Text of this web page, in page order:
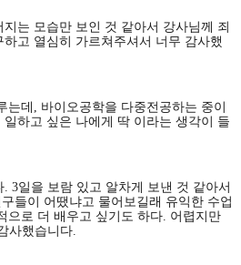
는 모습만 보인 것 같아서 강사님께 죄
고 열심히 가르쳐주셔서 너무 감사했
는데 , 바이오공학을 다중전공하는 중이
하고 싶은 나에게 딱 이라는 생각이 들
. 3일을 보람 있고 알차게 보낸 것 같아서
들이 어땠냐고 물어보길래 유익한 수업
으로 더 배우고 싶기도 하다. 어렵지만
사했습니다.